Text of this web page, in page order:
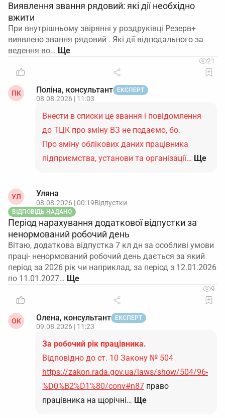
Виявлення звання рядовий: які дії необхідно
вжити
При внутрішньому звірянні у роздруківці Резерв+
виявлено звання рядовий . Які дії відподального за
ведення во…
21
ПК Поліна, консультант ЕКСПЕРТ
08.08.2026 | 11:03
Внести в списки це звання і повідомлення
до ТЦК про зміну ВЗ не подаємо, бо.
Про зміну облікових даних працівника
підприємства, установи та організації… Ще
УЛ Уляна
08.08.2026 | 00:19Відпустки
ВІДПОВІДЬ НАДАНО
Період нарахування додаткової відпустки за
ненормований робочий день
Вітаю, додаткова відпустка 7 кл дн за особливі умови
праці- ненормований робочий день дається за який
період за 2026 рік чи наприклад, за період з 12.01.2026
по 11.01.2027…
9
ОК Олена, консультант ЕКСПЕРТ
09.08.2026 | 11:23
За робочий рік працівника.
Відповідно до ст. 10 Закону № 504
https://zakon.rada.gov.ua/laws/show/504/96-
%D0%B2%D1%80/conv#n87 право
працівника на щорічні… Ще